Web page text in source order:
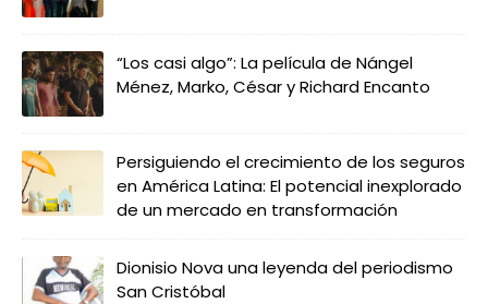
“Los casi algo”: La película de Nángel
Ménez, Marko, César y Richard Encanto
Persiguiendo el crecimiento de los seguros
en América Latina: El potencial inexplorado
de un mercado en transformación
Dionisio Nova una leyenda del periodismo
San Cristóbal